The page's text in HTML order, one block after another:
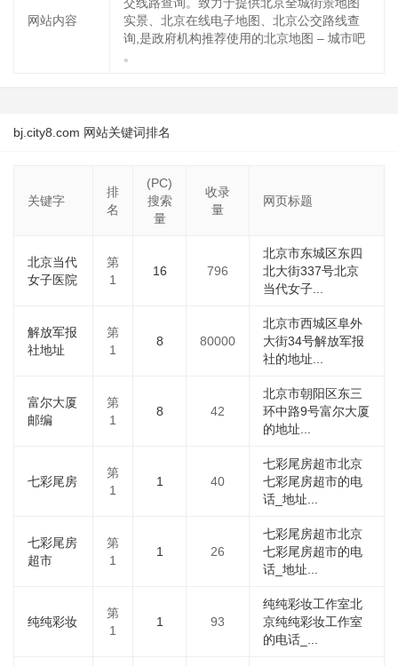
网站内容
实景、北京在线电子地图、北京公交路线查
询,是政府机构推荐使用的北京地图 – 城市吧
。
bj.city8.com 网站关键词排名
关键字
排
名
(PC)
搜索
量
收录
量
网页标题
北京当代
女子医院
第
1
16 796
北京市东城区东四
北大街337号北京
当代女子...
解放军报
社地址
第
1
8 80000
北京市西城区阜外
大街34号解放军报
社的地址...
富尔大厦
邮编
第
1
8 42
北京市朝阳区东三
环中路9号富尔大厦
的地址...
七彩尾房
第
1
1 40
七彩尾房超市北京
七彩尾房超市的电
话_地址...
七彩尾房
超市
第
1
1 26
七彩尾房超市北京
七彩尾房超市的电
话_地址...
纯纯彩妆
第
1
1 93
纯纯彩妆工作室北
京纯纯彩妆工作室
的电话_...